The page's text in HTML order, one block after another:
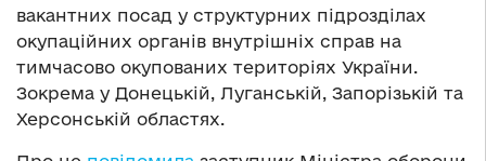
вакантних посад у структурних підрозділах
окупаційних органів внутрішніх справ на
тимчасово окупованих територіях України.
Зокрема у Донецькій, Луганській, Запорізькій та
Херсонській областях.